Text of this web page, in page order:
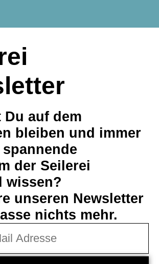
Du auf dem
bleiben und immer
der Seilerei
wissen?
unseren Newsletter
nichts mehr.